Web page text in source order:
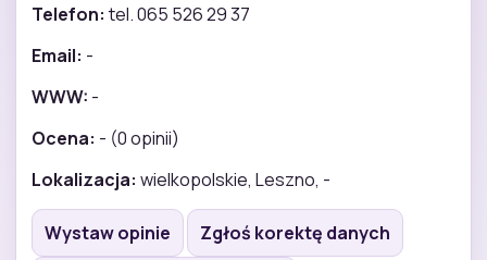
Telefon: tel. 065 526 29 37
Email: -
WWW: -
Ocena: - (0 opinii)
Lokalizacja: wielkopolskie, Leszno, -
Wystaw opinie
Zgłoś korektę danych